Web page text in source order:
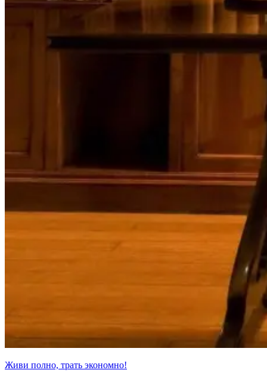
Живи полно, трать экономно!